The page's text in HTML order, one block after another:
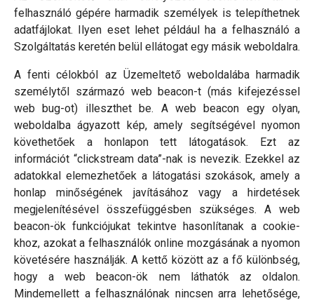
felhasználó gépére harmadik személyek is telepíthetnek
adatfájlokat. Ilyen eset lehet például ha a felhasználó a
Szolgáltatás keretén belül ellátogat egy másik weboldalra.
A fenti célokból az Üzemeltető weboldalába harmadik
személytől származó web beacon-t (más kifejezéssel
web bug-ot) illeszthet be. A web beacon egy olyan,
weboldalba ágyazott kép, amely segítségével nyomon
követhetőek a honlapon tett látogatások. Ezt az
információt “clickstream data”-nak is nevezik. Ezekkel az
adatokkal elemezhetőek a látogatási szokások, amely a
honlap minőségének javításához vagy a hirdetések
megjelenítésével összefüggésben szükséges. A web
beacon-ök funkciójukat tekintve hasonlítanak a cookie-
khoz, azokat a felhasználók online mozgásának a nyomon
követésére használják. A kettő között az a fő különbség,
hogy a web beacon-ök nem láthatók az oldalon.
Mindemellett a felhasználónak nincsen arra lehetősége,